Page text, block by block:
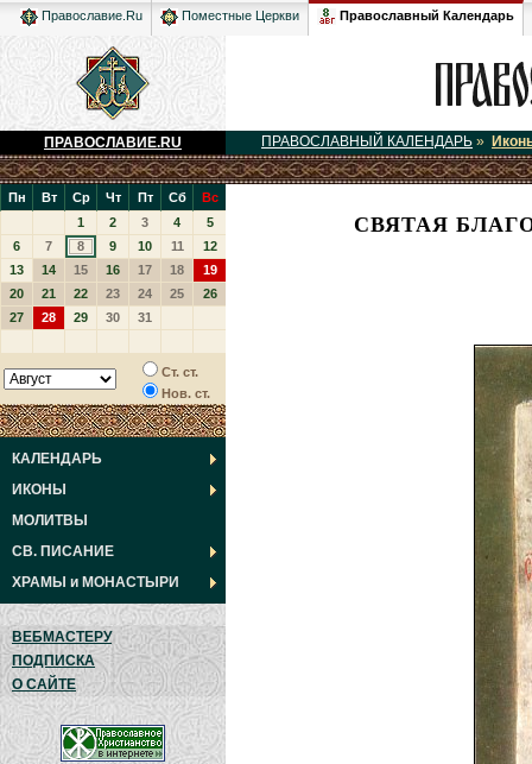
Православие.Ru Поместные Церкви Православный Календарь
ПРАВОСЛАВИЕ.RU ПРАВОСЛАВНЫЙ КАЛЕНДАРЬ »
Пн Вт Ср Чт Пт Сб
Вс
1
2 3 4
5
6
7 8 9 10 11
12
13
14 15 16 17 18
19
20
21 22 23 24 25
26
27
28 29 30 31
Ст. ст.
Нов. ст.
КАЛЕНДАРЬ
ИКОНЫ
МОЛИТВЫ
СВ. ПИСАНИЕ
ХРАМЫ и МОНАСТЫРИ
ВЕБМАСТЕРУ
ПОДПИСКА
О САЙТЕ
СВЯТАЯ